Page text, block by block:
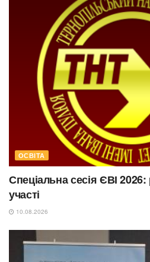
ОСВІТА
Спеціальна сесія ЄВІ
участі
10.08.2026